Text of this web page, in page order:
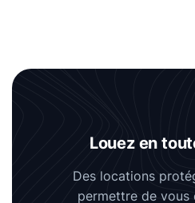
Louez en
Des locations
permettre de vous